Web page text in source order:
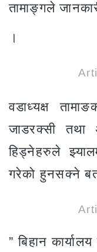
तामाङ्गले
।
वडाध्यक्ष
जाडरक्सी तथा
हिड्नेहरुले
गरेको हुनसक्ने
” बिहान